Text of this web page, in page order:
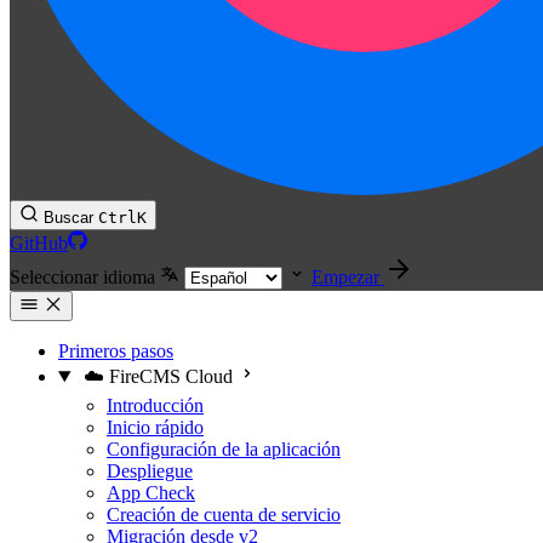
Buscar CtrlK
GitHub
Seleccionar idioma
Empezar
Primeros pasos
☁️ FireCMS Cloud
Introducción
Inicio rápido
Configuración de la aplicación
Despliegue
App Check
Creación de cuenta de servicio
Migración desde v2